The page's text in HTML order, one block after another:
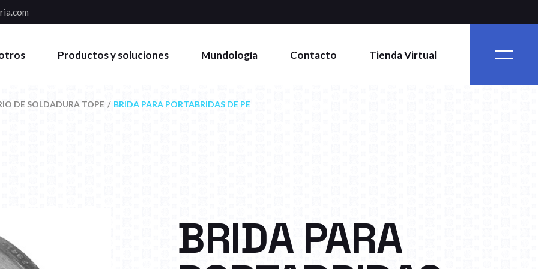
Productos y soluciones Mundología Contacto Tienda Virtual
DE SOLDADURA TOPE BRIDA PARA PORTABRIDAS DE PE
BRIDA PARA